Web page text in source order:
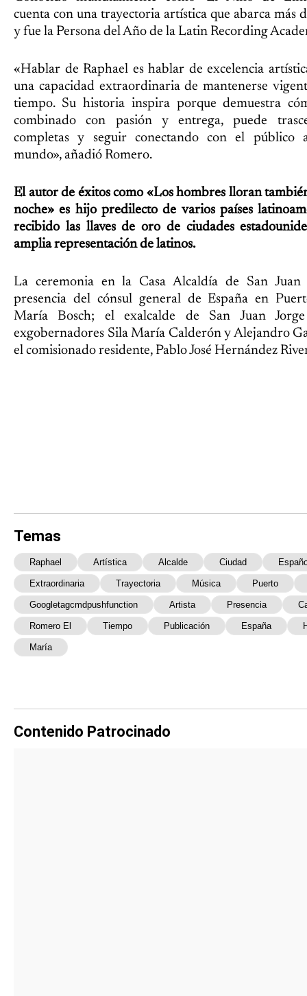
cuenta con una trayectoria artística que abarca más
y fue la Persona del Año de la Latin Recording
«Hablar de Raphael es hablar de excelencia
una capacidad extraordinaria de mantenerse
tiempo. Su historia inspira porque demuestra
combinado con pasión y entrega, puede
completas y seguir conectando con el público
mundo», añadió Romero.
El autor de éxitos como «Los hombres lloran
noche» es hijo predilecto de varios países
recibido las llaves de oro de ciudades
amplia representación de latinos.
La ceremonia en la Casa Alcaldía de San
presencia del cónsul general de España en
María Bosch; el exalcalde de San Juan
exgobernadores Sila María Calderón y Alejandro
el comisionado residente, Pablo José Hernández
Temas
Raphael Artística Alcalde Ciudad
Extraordinaria Trayectoria Música Puerto
Googletagcmdpushfunction Artista Presencia
Romero El Tiempo Publicación España
María
Contenido Patrocinado